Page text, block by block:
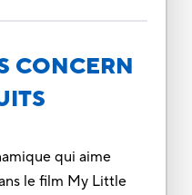
CONCERN
qui aime
le film My Little